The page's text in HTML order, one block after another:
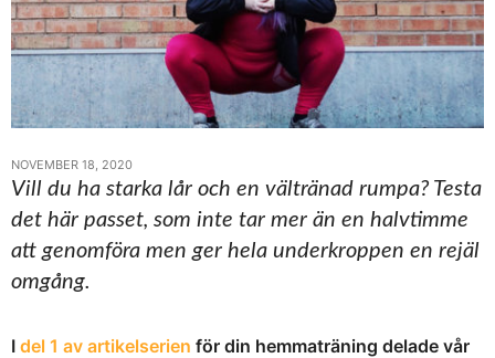
NOVEMBER 18, 2020
Vill du ha starka lår och en vältränad rumpa? Testa
det här passet, som inte tar mer än en halvtimme
att genomföra men ger hela underkroppen en rejäl
omgång.
I del 1 av artikelserien för din hemmaträning delade vår